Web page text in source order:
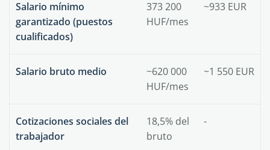
Salario mínimo
garantizado (puestos
cualificados)
373 200
HUF/mes
~933 EUR
Salario bruto medio
~620 000
HUF/mes
~1 550 EUR
Cotizaciones sociales del
trabajador
18,5% del
bruto
-